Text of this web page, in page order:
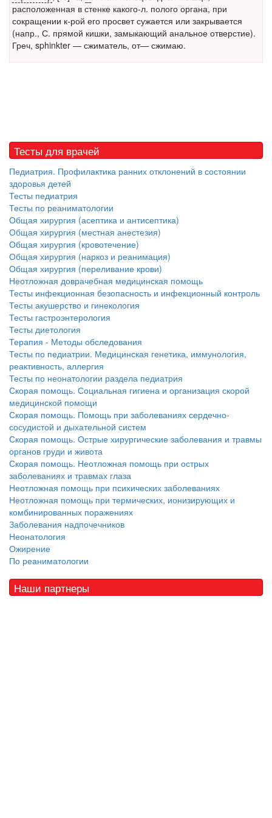
Местная анестезия развивает кардиотоксичность
Федеральная служба по
надзору в сфере
Закон о праве родителей находиться с детьми в
реанимации внесен в Госдуму
палату на
рассмотрение. Суть его
заключается в
нахождении одного из
родителей в
больничной палате
бесплатно, в течении всего срока лечения...
расположенная в стенке какого-л. полого органа, при
сокращении к-рой его просвет сужается или закрывается
(напр., С. прямой кишки, замыкающий анальное отверстие).
Греч, sphinkter — сжиматель, от— сжимаю.
Тесты для врачей
Педиатрия. Профилактика ранних отклонений в состоянии
здоровья детей
Тесты педиатрия
Тесты по реаниматологии
Общая хирургия (асептика и антисептика)
Общая хирургия (местная анестезия)
Общая хирургия (кровотечение)
Общая хирургия (наркоз и реанимация)
Общая хирургия (переливание крови)
Неотложная доврачебная медицинская помощь
Тесты инфекционная безопасность и инфекционный контроль
Тесты акушерство и гинекология
Тесты гастроэнтерология
Тесты диетология
Терапия - Методы обследования
Тесты по педиатрии. Медицинская генетика, иммунология,
реактивность, аллергия
Тесты по неонатологии раздела педиатрия
Скорая помощь. Социальная гигиена и организация скорой
медицинской помощи
Скорая помощь. Помощь при заболеваниях сердечно-
сосудистой и дыхательной систем
Скорая помощь. Острые хирургические заболевания и травмы
органов груди и живота
Скорая помощь. Неотложная помощь при острых
заболеваниях и травмах глаза
Неотложная помощь при психических заболеваниях
Неотложная помощь при термических, ионизирующих и
комбинированных поражениях
Заболевания надпочечников
Неонатология
Ожирение
По реаниматологии
Наши партнеры